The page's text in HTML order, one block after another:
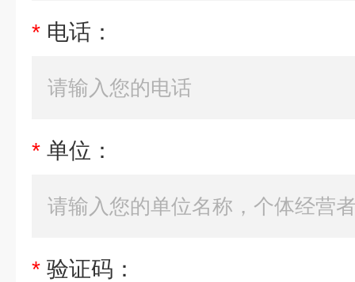
* 电话：
* 单位：
* 验证码：